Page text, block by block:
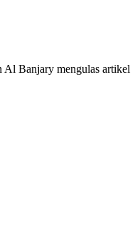
Al Banjary mengulas artikel